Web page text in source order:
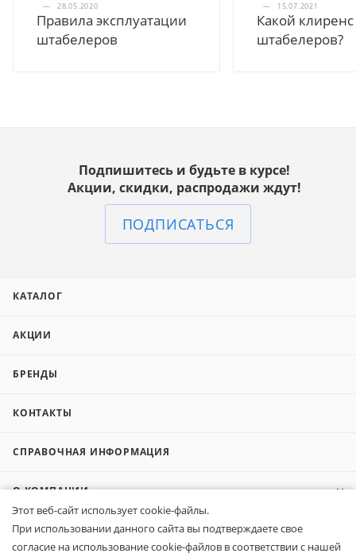
—
28.05.2020
Правила эксплуатации
штабелеров
—
15.07.2021
Какой клиренс
штабелеров?
Подпишитесь и будьте в курсе!
Акции, скидки, распродажи ждут!
ПОДПИСАТЬСЯ
КАТАЛОГ
АКЦИИ
БРЕНДЫ
КОНТАКТЫ
СПРАВОЧНАЯ ИНФОРМАЦИЯ
О КОМПАНИИ
КОМПАНИЯМ
Этот веб-сайт использует cookie-файлы.
При использовании данного сайта вы подтверждаете свое
согласие на использование cookie-файлов в соответствии с нашей